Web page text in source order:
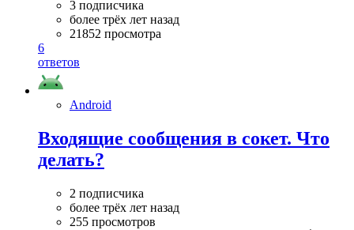
3 подписчика
более трёх лет назад
21852 просмотра
6
ответов
Android
Входящие сообщения в сокет. Что
делать?
2 подписчика
более трёх лет назад
255 просмотров